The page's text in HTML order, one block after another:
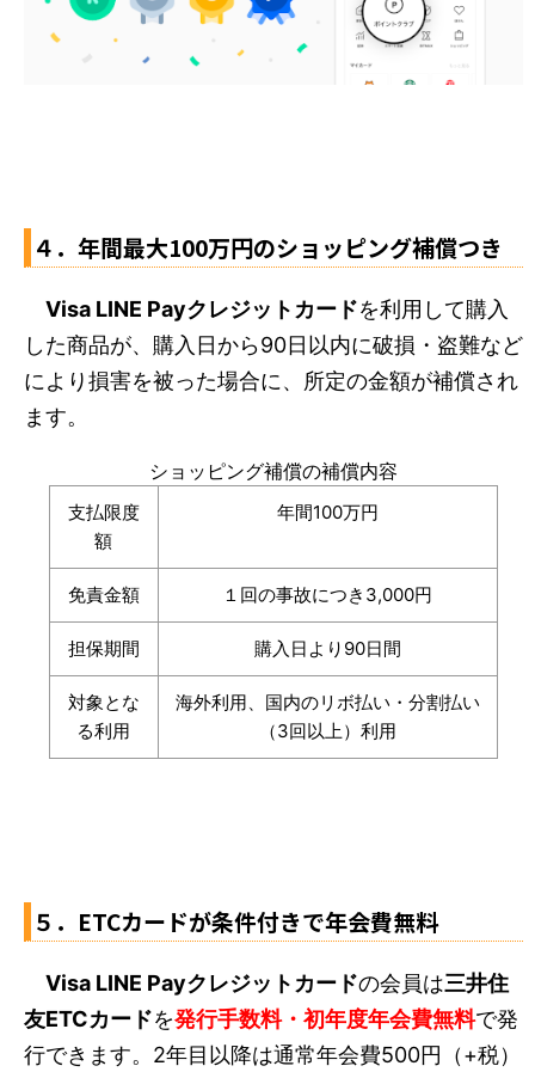
４．年間最大100万円のショッピング補償つき
Visa LINE Payクレジットカードを利用して購入
した商品が、購入日から90日以内に破損・盗難など
により損害を被った場合に、所定の金額が補償され
ます。
ショッピング補償の補償内容
支払限度
額
年間100万円
免責金額 １回の事故につき3,000円
担保期間 購入日より90日間
対象とな
る利用
海外利用、国内のリボ払い・分割払い
（3回以上）利用
５．ETCカードが条件付きで年会費無料
Visa LINE Payクレジットカードの会員は三井住
友ETCカードを発行手数料・初年度年会費無料で発
行できます。2年目以降は通常年会費500円（+税）